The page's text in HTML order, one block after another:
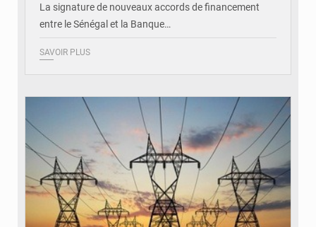
La signature de nouveaux accords de financement
entre le Sénégal et la Banque…
SAVOIR PLUS